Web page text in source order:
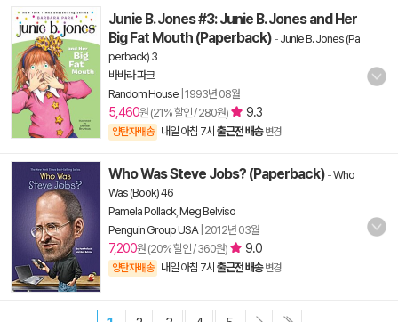
Junie B. Jones #3: Junie B. Jones and Her
Big Fat Mouth (Paperback) - Junie B. Jones (Pa
perback) 3
바바라 파크
Random House 1993년 08월
5,460원 (21% 할인 / 280원) 9.3
양탄자배송 내일 아침 7시 출근전 배송 변경
Who Was Steve Jobs? (Paperback) -Who
Was (Book) 46
Pamela Pollack, Meg Belviso
Penguin Group USA| 2012년 03월
7,200원 (20% 할인 / 360원) 9.0
양탄자배송 내일 아침 7시 출근전 배송 변경